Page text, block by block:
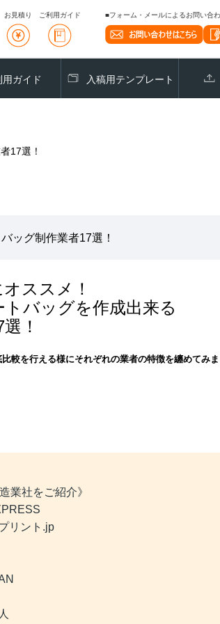
お見積り ご利用ガイド ■フォーム・メールによるお問い合
用ガイド 入稿用テンプレート
17選！
ッグ制作業者17選！
ススメ！
バッグを作成出来る
！
較を行える様にそれぞれの業者の特徴を纏めてみ
業社をご紹介》
リント.jp